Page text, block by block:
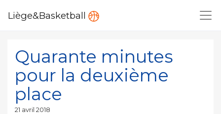
Liège&Basketball
Quarante minutes
pour la deuxième
place
Publié
21 avril 2018